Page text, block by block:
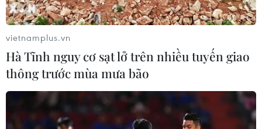
vietnamplus.vn
Hà Tĩnh nguy cơ sạt lở trên nhiều tuyến giao
thông trước mùa mưa bão